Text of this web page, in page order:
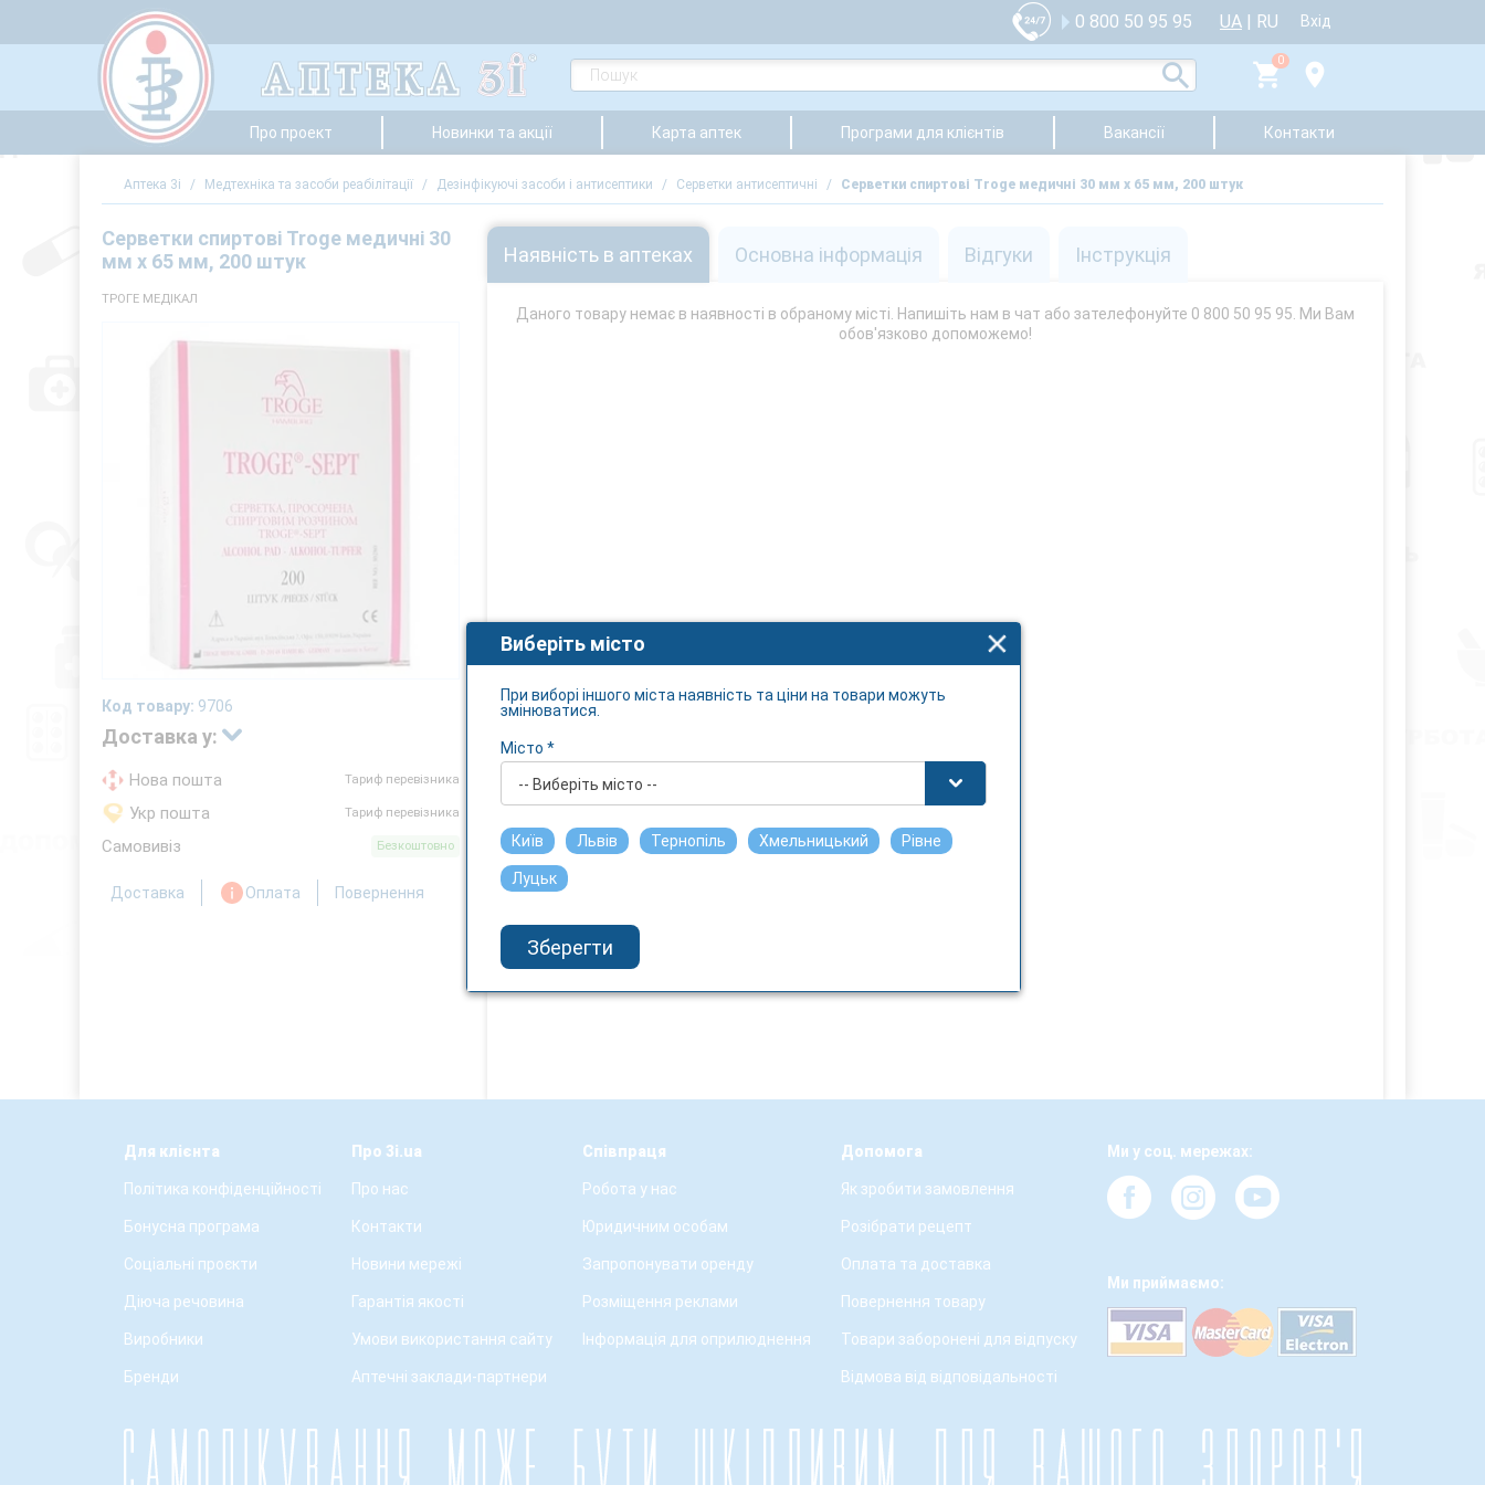
0 800 50 95 95 UA | RU Вхід
0
Про проект Новинки та акції Карта аптек Програми для клієнтів Вакансії Контакти
Аптека 3i / Медтехніка та засоби реабілітації / Дезінфікуючі засоби і антисептики / Серветки антисептичні / Серветки спиртові Troge медичні 30 мм х 65 мм, 200 штук
Серветки спиртові Troge медичні 30
мм х 65 мм, 200 штук
ТРОГЕ МЕДІКАЛ
Код товару: 9706
Доставка у:
Нова пошта Тариф перевізника
Укр пошта Тариф перевізника
Самовивіз Безкоштовно
Доставка Оплата Повернення
Наявність в аптеках Основна інформація Відгуки Інструкція
Даного товару немає в наявності в обраному місті. Напишіть нам в чат або зателефонуйте 0 800 50 95 95. Ми Вам
обов'язково допоможемо!
Для клієнта
Політика конфіденційності
Бонусна програма
Соціальні проєкти
Діюча речовина
Виробники
Бренди
Про 3i.ua
Про нас
Контакти
Новини мережі
Гарантія якості
Умови використання сайту
Аптечні заклади-партнери
Співпраця
Робота у нас
Юридичним особам
Запропонувати оренду
Розміщення реклами
Інформація для оприлюднення
Допомога
Як зробити замовлення
Розібрати рецепт
Оплата та доставка
Повернення товару
Товари заборонені для відпуску
Відмова від відповідальності
Ми у соц. мережах:
Ми приймаємо:
Виберіть місто
При виборі іншого міста наявність та ціни на товари можуть
змінюватися.
Місто *
-- Виберіть місто --
Київ Львів Тернопіль Хмельницький Рівне
Луцьк
Зберегти